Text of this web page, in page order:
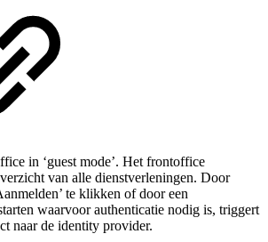
in ‘guest mode’. Het frontoffice
van alle dienstverleningen. Door
te klikken of door een
waarvoor authenticatie nodig is, triggert
naar de identity provider.